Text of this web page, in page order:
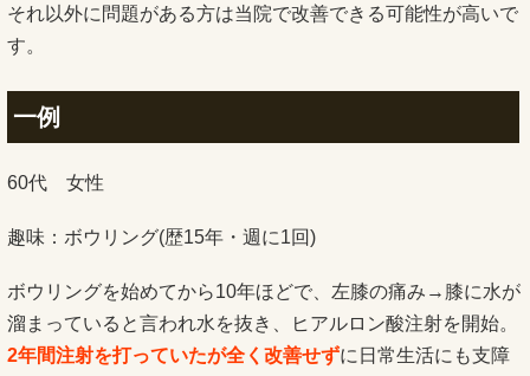
それ以外に問題がある方は当院で改善できる可能性が高いで
す。
一例
60代 女性
趣味：ボウリング(歴15年・週に1回)
ボウリングを始めてから10年ほどで、左膝の痛み→膝に水が
溜まっていると言われ水を抜き、ヒアルロン酸注射を開始。
2年間注射を打っていたが全く改善せずに日常生活にも支障